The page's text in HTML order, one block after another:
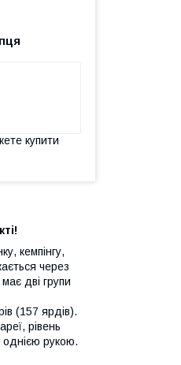
купити
кемпінгу,
через
дві групи
(157 ярдів).
рівень
однією рукою.